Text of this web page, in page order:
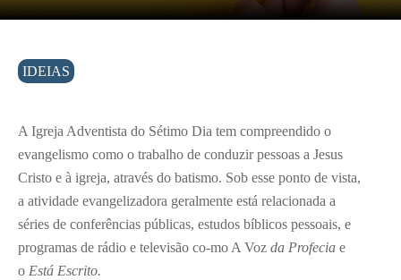
IDEIAS
A Igreja Adventista do Sétimo Dia tem compreendido o
evangelismo como o trabalho de conduzir pessoas a Jesus
Cristo e à igreja, através do batismo. Sob esse ponto de vista,
a atividade evangelizadora geralmente está relacionada a
séries de conferências públicas, estudos bíblicos pessoais, e
programas de rádio e televisão co-mo A Voz da Profecia e
o Está Escrito.